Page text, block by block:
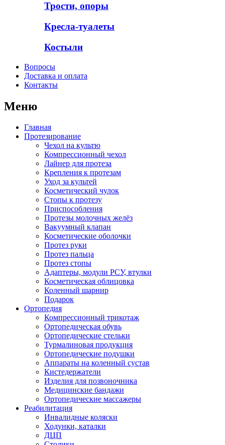
Трости, опоры
Кресла-туалеты
Костыли
Вопросы
Доставка и оплата
Контакты
Меню
Главная
Протезирование
Чехол на культю
Компрессионный чехол
Лайнер для протеза
Крепления к протезам
Уход за культей
Косметический чулок
Стопы к протезу
Приспособления
Протезы молочных желёз
Вакуумный клапан
Косметические оболочки
Протез руки
Протез пальца
Протез стопы
Адаптеры, модули РСУ, втулки
Косметическая облицовка
Коленный шарнир
Подарок
Ортопедия
Компрессионный трикотаж
Ортопедическая обувь
Ортопедические стельки
Турмалиновая продукция
Ортопедические подушки
Аппараты на коленный сустав
Кистедержатели
Изделия для позвоночника
Медицинские бандажи
Ортопедические массажеры
Реабилитация
Инвалидные коляски
Ходунки, каталки
ДЦП